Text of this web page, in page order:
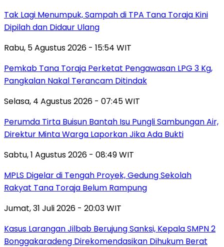
Tak Lagi Menumpuk, Sampah di TPA Tana Toraja Kini
Dipilah dan Didaur Ulang
Rabu, 5 Agustus 2026 - 15:54 WIT
Pemkab Tana Toraja Perketat Pengawasan LPG 3 Kg,
Pangkalan Nakal Terancam Ditindak
Selasa, 4 Agustus 2026 - 07:45 WIT
Perumda Tirta Buisun Bantah Isu Pungli Sambungan Air,
Direktur Minta Warga Laporkan Jika Ada Bukti
Sabtu, 1 Agustus 2026 - 08:49 WIT
MPLS Digelar di Tengah Proyek, Gedung Sekolah
Rakyat Tana Toraja Belum Rampung
Jumat, 31 Juli 2026 - 20:03 WIT
Kasus Larangan Jilbab Berujung Sanksi, Kepala SMPN 2
Bonggakaradeng Direkomendasikan Dihukum Berat